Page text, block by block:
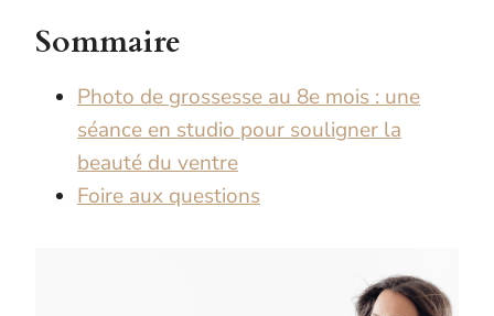
Sommaire
Photo de grossesse au 8e mois : une
séance en studio pour souligner la
beauté du ventre
Foire aux questions